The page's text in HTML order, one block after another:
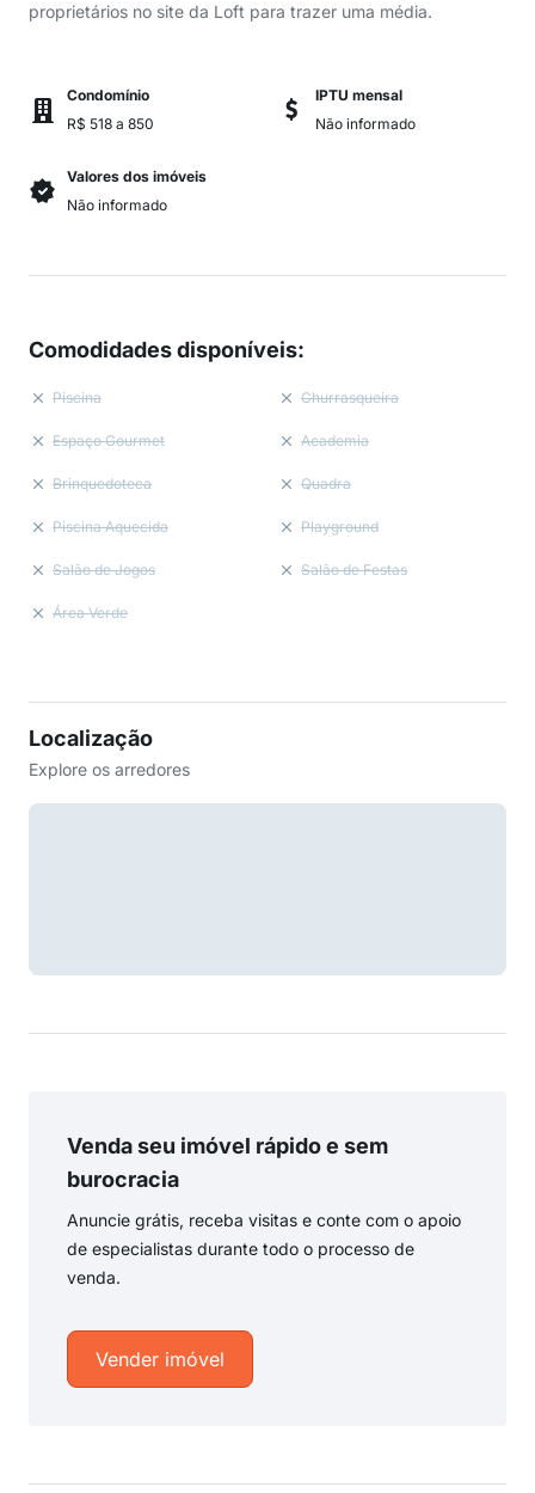
proprietários no site da Loft para trazer uma média.
Condomínio
R$ 518 a 850
IPTU mensal
Não informado
Valores dos imóveis
Não informado
Comodidades disponíveis:
Piscina Churrasqueira
Espaço Gourmet Academia
Brinquedoteca Quadra
Piscina Aquecida Playground
Salão de Jogos Salão de Festas
Área Verde
Localização
Explore os arredores
Venda seu imóvel rápido e sem
burocracia
Anuncie grátis, receba visitas e conte com o apoio
de especialistas durante todo o processo de
venda.
Vender imóvel